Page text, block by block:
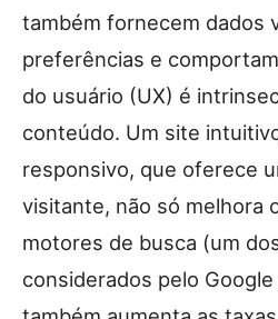
também fornecem dados
preferências e
do usuário (UX) é
conteúdo. Um site
responsivo, que oferece
visitante, não só melhora
motores de busca (um
considerados pelo